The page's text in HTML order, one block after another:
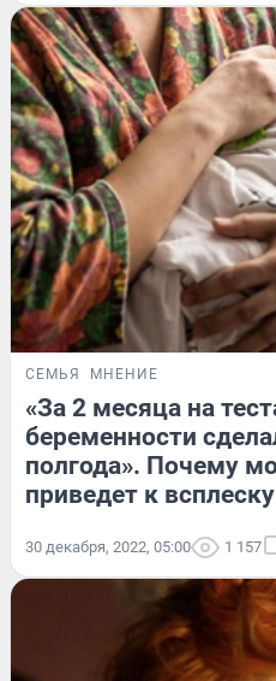
СЕМЬЯ МНЕНИЕ
«За 2 месяца на
беременности
полгода». Почему
приведет к
30 декабря, 2022, 05:00 1 157